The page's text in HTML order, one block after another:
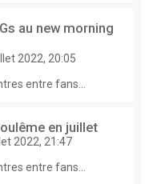
au new morning
2022, 20:05
entre fans...
en juillet
2022, 21:47
entre fans...